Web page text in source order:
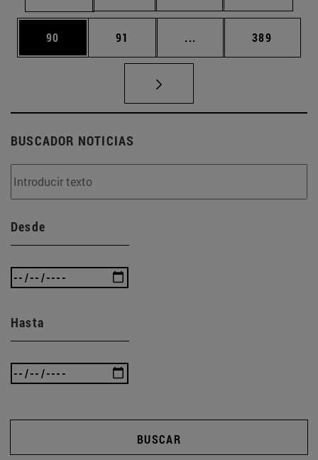
Página
90 Página
91 ... Páginas intermedias
Página
389
BUSCADOR NOTICIAS
Desde
Hasta
BUSCAR